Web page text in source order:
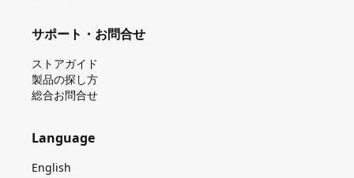
サポート・お問合せ
ストアガイド
製品の探し⽅
総合お問合せ
Language
English